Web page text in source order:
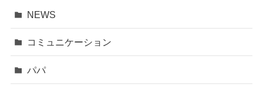
NEWS
コミュニケーション
パパ